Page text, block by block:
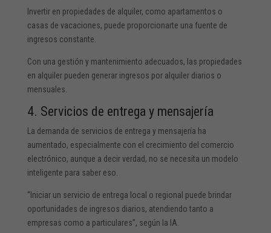
Invertir en propiedades de alquiler, como apartamentos o
casas de vacaciones, puede proporcionarte una fuente de
ingresos constante.
Con una gestión y mantenimiento adecuados, las propiedades
en alquiler pueden generar ingresos por alquiler diarios o
mensuales.
4. Servicios de entrega y mensajería
La demanda de servicios de entrega y mensajería ha
aumentado, especialmente con el crecimiento del comercio
electrónico, aunque a decir verdad, no se necesita un modelo
inteligente para saber eso.
“Iniciar un servicio de entrega local o regional puede brindar
oportunidades de ingresos diarios, atendiendo tanto a
empresas como a particulares”, según la IA.